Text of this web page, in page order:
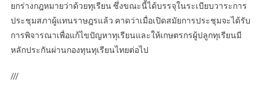
ยกร่างกฎหมายว่าด้วยทุเรียน ซึ่งขณะนี้ได้บรรจุในระเบียบวาระการ
ประชุมสภาผู้แทนราษฎรแล้ว คาดว่าเมื่อเปิดสมัยการประชุมจะได้รับ
การพิจารณาเพื่อแก้ไขปัญหาทุเรียนและให้เกษตรกรผู้ปลูกทุเรียนมี
หลักประกันผ่านกองทุนทุเรียนไทยต่อไป
///